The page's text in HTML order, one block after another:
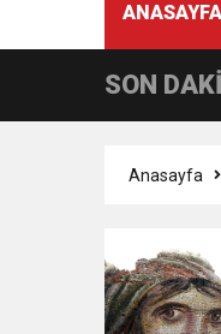
ANASAYFA
SON
Anasayfa